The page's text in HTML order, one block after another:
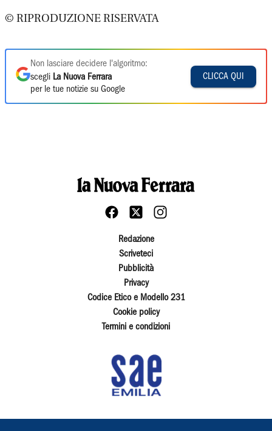
© RIPRODUZIONE RISERVATA
Non lasciare decidere l'algoritmo:
scegli La Nuova Ferrara
per le tue notizie su Google
CLICCA QUI
Redazione
Scriveteci
Pubblicità
Privacy
Codice Etico e Modello 231
Cookie policy
Termini e condizioni